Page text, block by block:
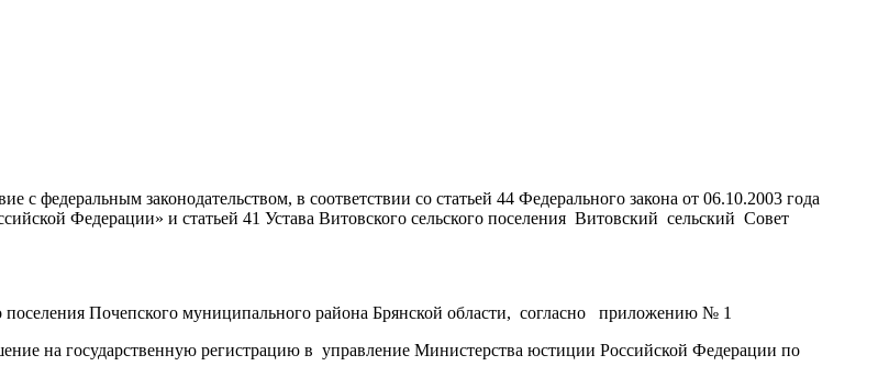
федеральным законодательством, в соответствии со статьей 44 Федерального закона от 06.10.2003 года
Федерации» и статьей 41 Устава Витовского сельского поселения Витовский сельский Совет
Почепского муниципального района Брянской области, согласно приложению № 1
на государственную регистрацию в управление Министерства юстиции Российской Федерации по